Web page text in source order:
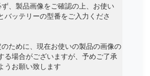
、製品画像をご確認の上、お使い
バッテリーの型番をご入力くださ
ために、現在お使いの製品の画像の
る場合がございますが、予めご了承
うお願い致します